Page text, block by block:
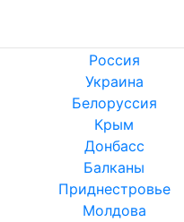
Россия
Украина
Белоруссия
Крым
Донбасс
Балканы
Приднестровье
Молдова